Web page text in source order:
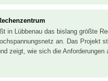
in Lübbenau das bislang größte
an. Das Projekt
zeigt, wie sich die Anforderungen